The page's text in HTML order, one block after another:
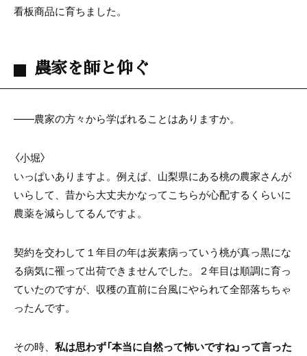
看板商品に育ちました。
農家を師と仰ぐ
――農家の方々から学ばれることはありますか。
〈小堀〉
いっぱいありますよ。例えば、山梨県にある桃の農家さんが
いらして、昔から大丈夫かなってこちらが心配するくらいに
農薬を減らしてるんですよ。
契約を交わして１年目の年は炭素病っていう桃が真っ黒にな
る病気に罹って出荷できませんでした。２年目は順調に育っ
ていたのですが、収穫の直前に台風にやられて全部落ちちゃ
ったんです。
その時、 私は思わず「本当に自然って怖いですね」って言った